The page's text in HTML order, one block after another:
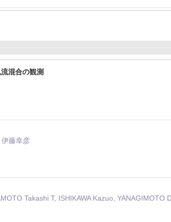
混合の観測
藤幸彦
Takashi T, ISHIKAWA Kazuo, YANAGIMOTO